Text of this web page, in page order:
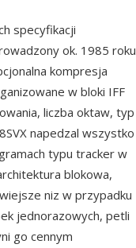
specyfikacji
ok. 1985 roku
kompresja
w bloki IFF
liczba oktaw, typ
napedzal wszystko
typu tracker w
blokowa,
niz w przypadku
jednorazowych, petli
go cennym